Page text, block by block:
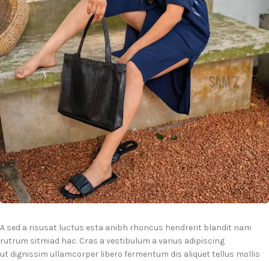
A sed a risusat luctus esta anibh rhoncus hendrerit blandit nam
rutrum sitmiad hac. Cras a vestibulum a varius adipiscing
ut dignissim ullamcorper libero fermentum dis aliquet tellus mollis